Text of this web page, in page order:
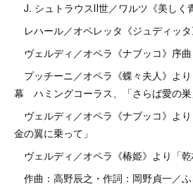
J. シュトラウスⅡ世／ワルツ《美しく
レハール／オペレッタ《ジュディッタ
ヴェルディ／オペラ《ナブッコ》序曲
プッチーニ／オペラ《蝶々夫人》よ
幕 ハミングコーラス、「さらば愛の巣
ヴェルディ／オペラ《ナブッコ》よ
金の翼に乗って」
ヴェルディ／オペラ《椿姫》より「乾
作曲：高野辰之・作詞：岡野貞一／ふ